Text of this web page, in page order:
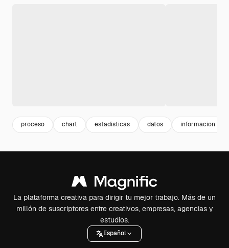
proceso chart estadisticas datos informacion
La plataforma creativa para dirigir tu mejor trabajo. Más de un
millón de suscriptores entre creativos, empresas, agencias y
estudios.
Español